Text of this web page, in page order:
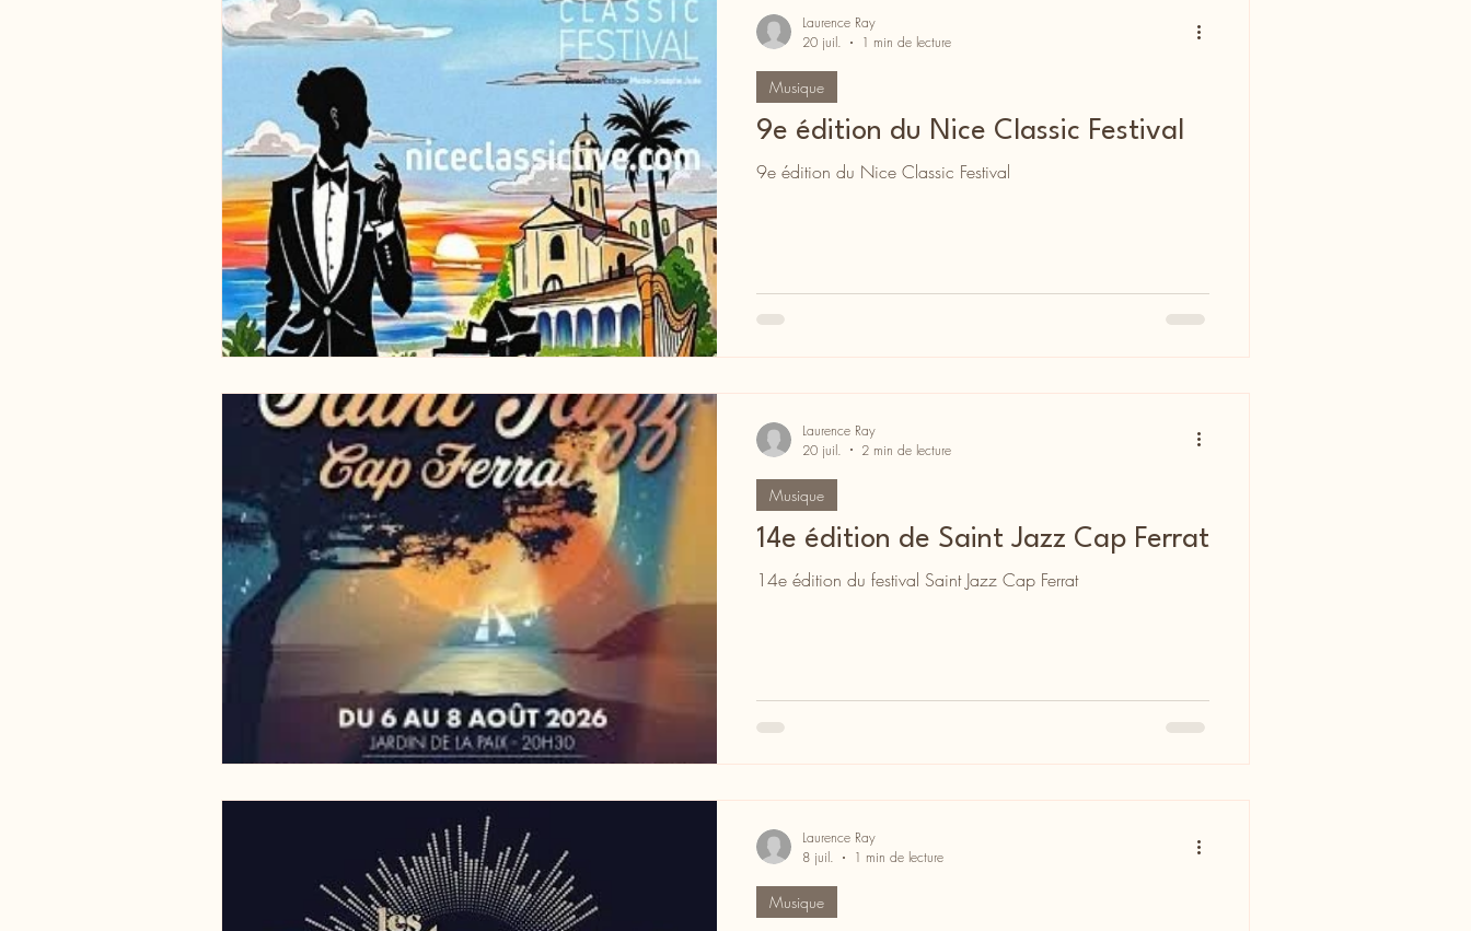
9e édition du Nice Classic Festival
9e édition du Nice Classic Festival
Musique
Laurence Ray
20 juil.
1 min de lecture
14e édition de Saint Jazz Cap Ferrat
14e édition du festival Saint Jazz Cap Ferrat
Musique
Laurence Ray
20 juil.
2 min de lecture
Musique
Laurence Ray
8 juil.
1 min de lecture